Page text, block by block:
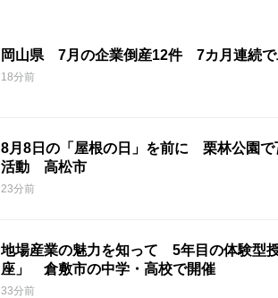
岡山県 7月の企業倒産12件 7カ月連続で
18分前
8月8日の「屋根の日」を前に 栗林公園で
活動 高松市
23分前
地場産業の魅力を知って 5年目の体験型
座」 倉敷市の中学・高校で開催
33分前